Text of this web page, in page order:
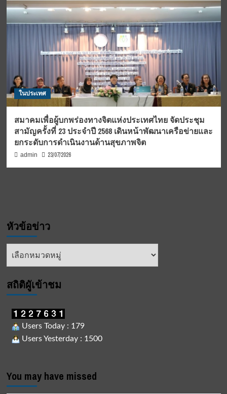
ในประเทศ
สมาคมเพื่อผู้บกพร่องทางจิตแห่งประเทศไทย จัดประชุม
สามัญครั้งที่ 23 ประจำปี 2568 เดินหน้าพัฒนาเครือข่ายและ
ยกระดับการดำเนินงานด้านสุขภาพจิต
admin 23/07/2026
หัวข้อข่าว
หัวข้อ
สถิติผูัเข้าชม
Users Today : 179
Users Yesterday : 1500
You may have missed